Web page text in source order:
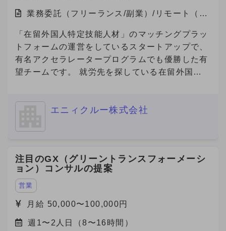
のエンジニアや研究者が、最適な製品を選び、効
率的に比較検討できる仕組みを提供しています。
★「産業用製品がすぐにみつかる」というキャッ
チフレーズとともに、製品選定に悩む方々に対し
て「まずはメトリーで検索する」という認知拡大
のためにCM放映中です。
『Metoree』 https://metoree.com/ ★導入事例は
集の背景】 製造業界でもデジタルシフトが加速
流になりつつあります。 この変化を捉え、
「Metoree」への掲載を通じたリード獲得を支援
する需要が急拡大しています。 より多くの製造
るため、 セールス組織の拡大・強化のため増員
を検討しています。 【セールスチームの特徴】
業務委託（フリーランス/副業）/リモート（在
「在留外国人特定技能人材」のマッチングプラッ
トフォームの運営をしているスタートアップで、
有名アクセラレータープログラムでも優勝した有
望チームです。 就労先を探している在留外国人
り、現在数万人の外国人労働者が登録しており、
なる拡大や将来的なIPOを見据え、将来的な経営
チームへの参画を視野に入れながら、急成長スタ
ートアップにおいて、中途人材採用を戦略の立案
から実施までリードいただける方を募集いたしま
す。 ■ご応募（興味あり）にあたり■ 【必須1】
プロフィール（社歴、業務ご経験）詳細をご記載
エニィクルー株式会社
注目のGX（グリーントランスフォーメーシ
ョン）コンサルの提案
営業
月給 50,000〜100,000円
週1〜2人日（8〜16時間）